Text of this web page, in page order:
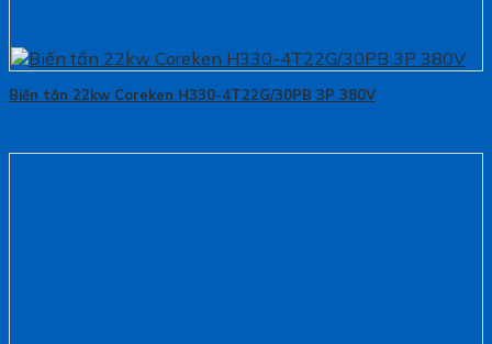
Biến tần 22kw Coreken H330-4T22G/30PB 3P 380V